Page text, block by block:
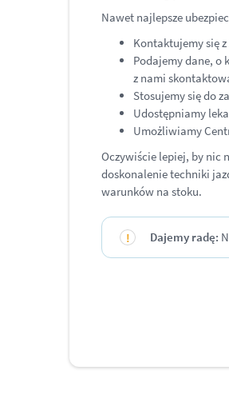
Nawet najlepsze
Kontaktujemy się
Podajemy dane, o
z nami
Stosujemy się do
Udostępniamy
Umożliwiamy
Oczywiście lepiej, by nic
doskonalenie techniki
warunków na stoku.
Dajemy radę: